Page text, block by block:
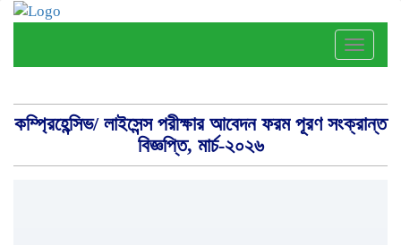
Toggle
কম্প্রিহেন্সিভ/ লাইসেন্স পরীক্ষার আবেদন ফরম পূরণ সংক্রান্ত
বিজ্ঞপ্তি, মার্চ-২০২৬